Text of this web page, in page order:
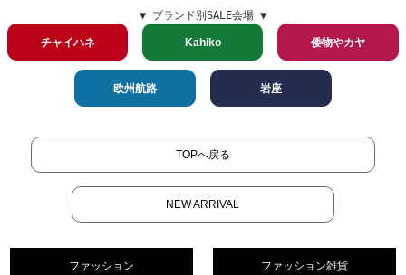
▼ ブランド別SALE会場 ▼
チャイハネ Kahiko 倭物やカヤ
欧州航路 岩座
TOPへ戻る
NEW ARRIVAL
ファッション ファッション雑貨